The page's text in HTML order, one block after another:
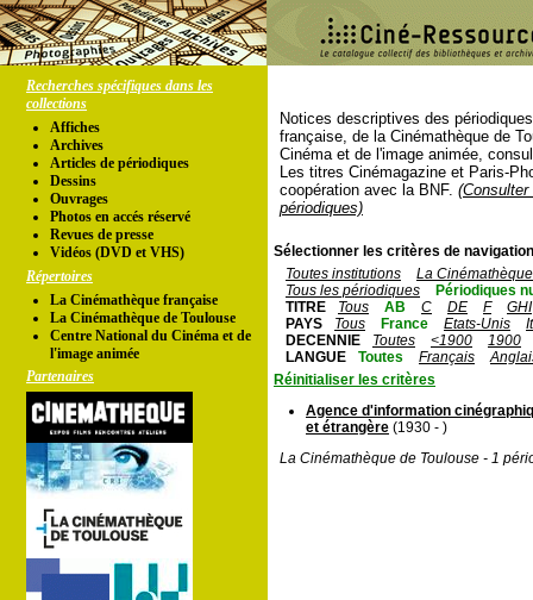
Recherches spécifiques dans les
collections
Affiches
Archives
Articles de périodiques
Dessins
Ouvrages
Photos en accés réservé
Revues de presse
Vidéos (DVD et VHS)
Répertoires
La Cinémathèque française
La Cinémathèque de Toulouse
Centre National du Cinéma et de
l'image animée
Partenaires
Notices descriptives des
française, de la Cinémathèque de
Cinéma et de l'image animée,
Les titres Cinémagazine et Paris-
coopération avec la BNF.
périodiques)
Sélectionner les critères de
Toutes institutions
La
Tous les périodiques
Périodiques
TITRE
Tous AB C DE F
GHI
PAYS
Tous France Etats-Unis
DECENNIE
Toutes <1900
1900
LANGUE
Toutes Français
Réinitialiser les critères
Agence d'information
et étrangère (1930 - )
La Cinémathèque de Toulouse - 1